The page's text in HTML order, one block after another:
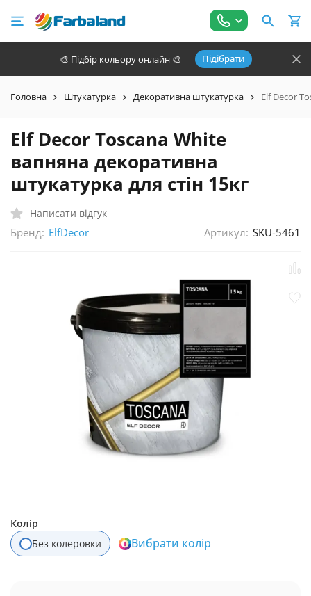
🎨 Підбір кольору онлайн 🎨 Підібрати
Головна Штукатурка Декоративна штукатурка Elf Decor
Elf Decor Toscana White
вапняна декоративна
штукатурка для стін 15кг
Написати відгук
Бренд: ElfDecor Артикул: SKU-5461
Колір
Без колеровки
Вибрати колір